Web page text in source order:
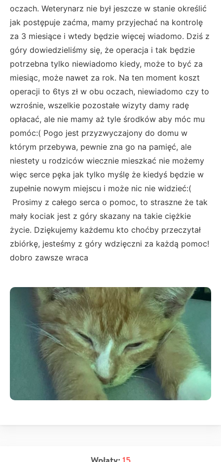
oczach. Weterynarz nie był jeszcze w stanie określić
jak postępuje zaćma, mamy przyjechać na kontrolę
za 3 miesiące i wtedy będzie więcej wiadomo. Dziś z
góry dowiedzieliśmy się, że operacja i tak będzie
potrzebna tylko niewiadomo kiedy, może to być za
miesiąc, może nawet za rok. Na ten moment koszt
operacji to 6tys zł w obu oczach, niewiadomo czy to
wzrośnie, wszelkie pozostałe wizyty damy radę
opłacać, ale nie mamy aż tyle środków aby móc mu
pomóc:( Pogo jest przyzwyczajony do domu w
którym przebywa, pewnie zna go na pamięć, ale
niestety u rodziców wiecznie mieszkać nie możemy
więc serce pęka jak tylko myślę że kiedyś będzie w
zupełnie nowym miejscu i może nic nie widzieć:(
Prosimy z całego serca o pomoc, to straszne że tak
mały kociak jest z góry skazany na takie ciężkie
życie. Dziękujemy każdemu kto choćby przeczytał
zbiórkę, jesteśmy z góry wdzięczni za każdą pomoc!
dobro zawsze wraca